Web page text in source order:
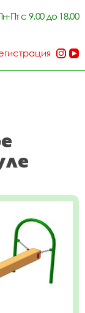
Пт с 9.00 до 18.00